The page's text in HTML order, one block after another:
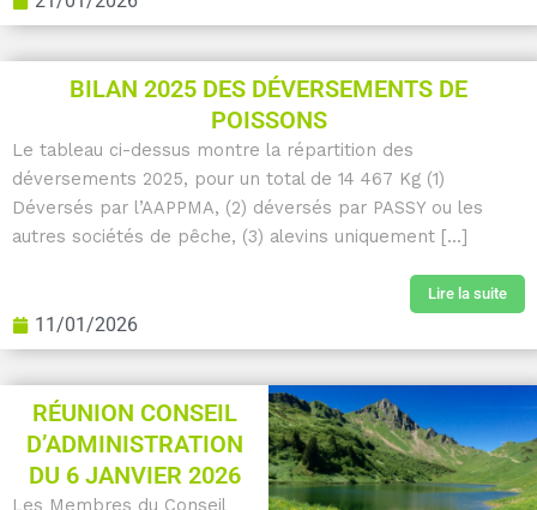
BILAN 2025 DES DÉVERSEMENTS DE
POISSONS
Le tableau ci-dessus montre la répartition des
déversements 2025, pour un total de 14 467 Kg (1)
Déversés par l’AAPPMA, (2) déversés par PASSY ou les
autres sociétés de pêche, (3) alevins uniquement [...]
Lire la suite
11/01/2026
RÉUNION CONSEIL
D’ADMINISTRATION
DU 6 JANVIER 2026
Les Membres du Conseil